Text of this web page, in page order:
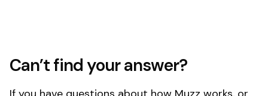
Can’t find your answer?